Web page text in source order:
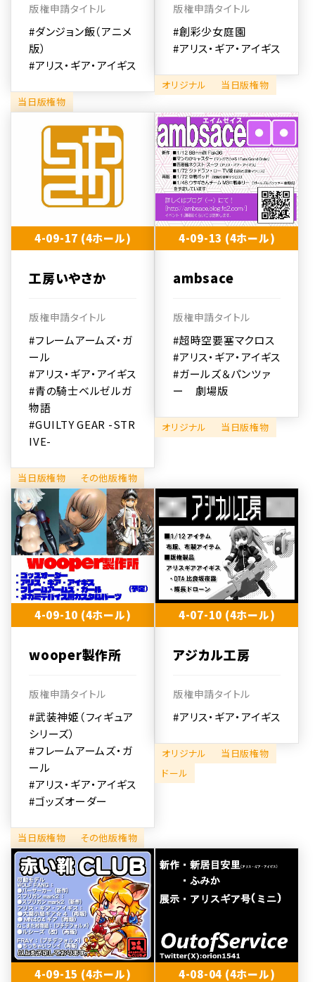
版権申請タイトル
#ダンジョン飯（アニメ
版）
#アリス・ギア・アイギス
当日版権物
版権申請タイトル
#創彩少女庭園
#アリス・ギア・アイギス
オリジナル 当日版権物
4-09-17 (4ホール)
工房いやさか
版権申請タイトル
#フレームアームズ・ガ
ール
#アリス・ギア・アイギス
#青の騎士ベルゼルガ
物語
#GUILTY GEAR -STR
IVE-
当日版権物 その他版権物
4-09-13 (4ホール)
ambsace
版権申請タイトル
#超時空要塞マクロス
#アリス・ギア・アイギス
#ガールズ＆パンツァ
ー 劇場版
オリジナル 当日版権物
4-09-10 (4ホール)
wooper製作所
版権申請タイトル
#武装神姫（フィギュア
シリーズ）
#フレームアームズ・ガ
ール
#アリス・ギア・アイギス
#ゴッズオーダー
当日版権物 その他版権物
4-07-10 (4ホール)
アジカル工房
版権申請タイトル
#アリス・ギア・アイギス
オリジナル
当日版権物
ドール
4-09-15 (4ホール) 4-08-04 (4ホール)